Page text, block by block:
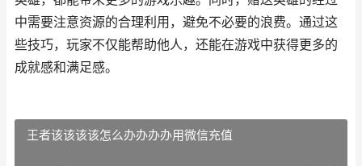
中需要注意资源的合理利用，避免不必要的浪费。通过这
些技巧，玩家不仅能帮助他人，还能在游戏中获得更多的
成就感和满足感。
王者该该该该怎么办办办办用微信充值